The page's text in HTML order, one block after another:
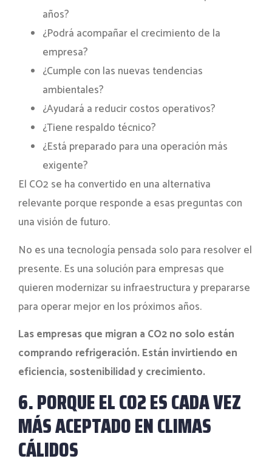
años?
¿Podrá acompañar el crecimiento de la
empresa?
¿Cumple con las nuevas tendencias
ambientales?
¿Ayudará a reducir costos operativos?
¿Tiene respaldo técnico?
¿Está preparado para una operación más
exigente?
El CO2 se ha convertido en una alternativa
relevante porque responde a esas preguntas con
una visión de futuro.
No es una tecnología pensada solo para resolver el
presente. Es una solución para empresas que
quieren modernizar su infraestructura y prepararse
para operar mejor en los próximos años.
Las empresas que migran a CO2 no solo están
comprando refrigeración. Están invirtiendo en
eficiencia, sostenibilidad y crecimiento.
6. PORQUE EL CO2 ES CADA VEZ
MÁS ACEPTADO EN CLIMAS
CÁLIDOS